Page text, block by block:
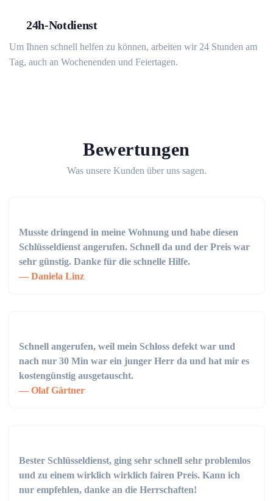
24h-Notdienst
Um Ihnen schnell helfen zu können, arbeiten wir 24 Stunden am
Tag, auch an Wochenenden und Feiertagen.
Bewertungen
Was unsere Kunden über uns sagen.
Musste dringend in meine Wohnung und habe diesen
Schlüsseldienst angerufen. Schnell da und der Preis war
sehr günstig. Danke für die schnelle Hilfe.
Daniela Linz
Schnell angerufen, weil mein Schloss defekt war und
nach nur 30 Min war ein junger Herr da und hat mir es
kostengünstig ausgetauscht.
Olaf Gärtner
Bester Schlüsseldienst, ging sehr schnell sehr problemlos
und zu einem wirklich wirklich fairen Preis. Kann ich
nur empfehlen, danke an die Herrschaften!